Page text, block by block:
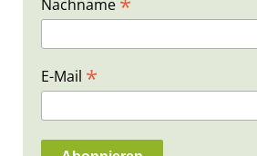
Nachname
E-Mail *